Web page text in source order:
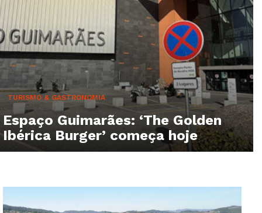
TURISMO & GASTRONOMIA
Espaço Guimarães: ‘The Golden
Ibérica Burger’ começa hoje